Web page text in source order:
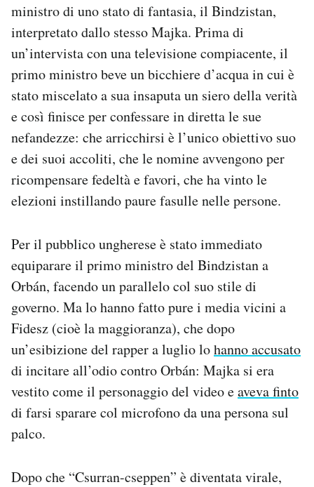
ministro di uno stato di fantasia, il Bindzistan,
interpretato dallo stesso Majka. Prima di
un’intervista con una televisione compiacente, il
primo ministro beve un bicchiere d’acqua in cui è
stato miscelato a sua insaputa un siero della verità
e così finisce per confessare in diretta le sue
nefandezze: che arricchirsi è l’unico obiettivo suo
e dei suoi accoliti, che le nomine avvengono per
ricompensare fedeltà e favori, che ha vinto le
elezioni instillando paure fasulle nelle persone.
Per il pubblico ungherese è stato immediato
equiparare il primo ministro del Bindzistan a
Orbán, facendo un parallelo col suo stile di
governo. Ma lo hanno fatto pure i media vicini a
Fidesz (cioè la maggioranza), che dopo
un’esibizione del rapper a luglio lohanno accusato
di incitare all’odio contro Orbán: Majka si era
vestito come il personaggio del video eaveva finto
di farsi sparare col microfono da una persona sul
palco.
Dopo che “Csurran-cseppen” è diventata virale,